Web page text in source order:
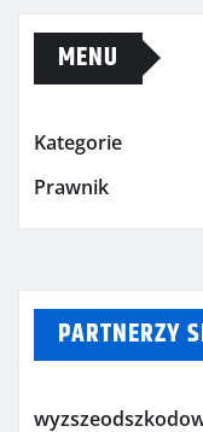
MENU
Kategorie
Prawnik
PARTNERZY